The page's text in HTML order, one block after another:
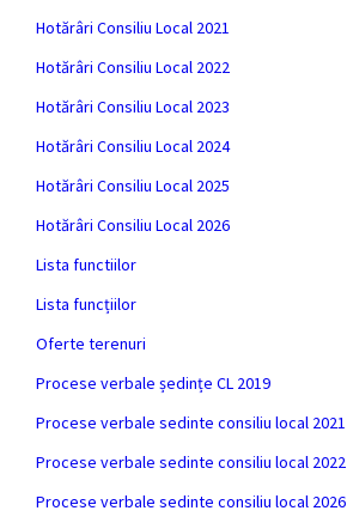
Hotărâri Consiliu Local 2021
Hotărâri Consiliu Local 2022
Hotărâri Consiliu Local 2023
Hotărâri Consiliu Local 2024
Hotărâri Consiliu Local 2025
Hotărâri Consiliu Local 2026
Lista functiilor
Lista funcțiilor
Oferte terenuri
Procese verbale ședințe CL 2019
Procese verbale sedinte consiliu local 2021
Procese verbale sedinte consiliu local 2022
Procese verbale sedinte consiliu local 2026